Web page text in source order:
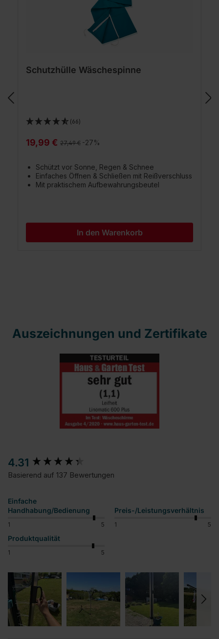
Schutzhülle Wäschespinne
(66)
19,99 € Regulärer Preis:
27,49 € -27%
Schützt vor Sonne, Regen & Schnee
Einfaches Öffnen & Schließen mit Reißverschluss
Mit praktischem Aufbewahrungsbeutel
In den Warenkorb
Auszeichnungen und Zertifikate
4.31
Basierend auf 137 Bewertungen
Einfache
Handhabung/Bedienung
1 5
Preis-/Leistungsverhältnis
1 5
Produktqualität
1 5
New content loaded